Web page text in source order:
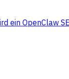
ein OpenClaw